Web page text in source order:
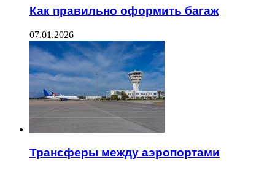
Как правильно оформить багаж
07.01.2026
Трансферы между аэропортами